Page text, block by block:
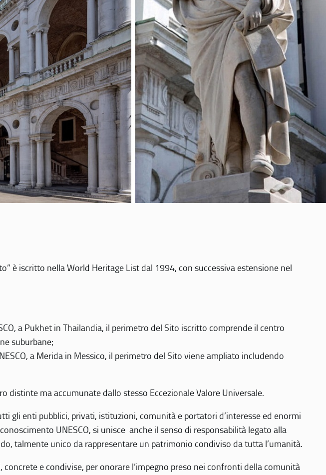
è iscritto nella World Heritage List dal 1994, con successiva estensione nel
a Pukhet in Thailandia, il perimetro del Sito iscritto comprende il centro
suburbane;
a Merida in Messico, il perimetro del Sito viene ampliato includendo
ma accumunate dallo stesso Eccezionale Valore Universale.
gli enti pubblici, privati, istituzioni, comunità e portatori d’interesse ed enormi
UNESCO, si unisce anche il senso di responsabilità legato alla
talmente unico da rappresentare un patrimonio condiviso da tutta l’umanità.
e condivise, per onorare l’impegno preso nei confronti della comunità